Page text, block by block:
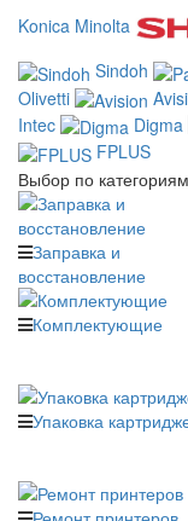
Konica Minolta
Sindoh
Olivetti
Intec
Digma
FPLUS
Выбор по категориям
Заправка и
восстановление
Комплектующие
Упаковка